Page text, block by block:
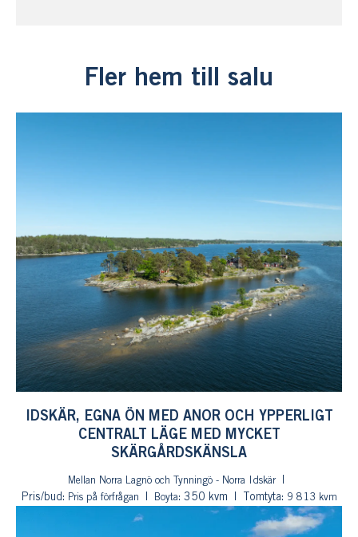
Fler hem till salu
IDSKÄR, EGNA ÖN MED ANOR OCH YPPERLIGT
CENTRALT LÄGE MED MYCKET
SKÄRGÅRDSKÄNSLA
Mellan Norra Lagnö och Tynningö - Norra Idskär
Pris/bud: Pris på förfrågan Boyta: 350 kvm Tomtyta: 9 813 kvm